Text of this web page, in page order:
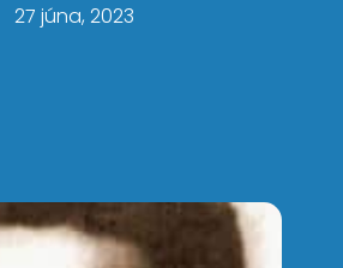
27 júna, 2023